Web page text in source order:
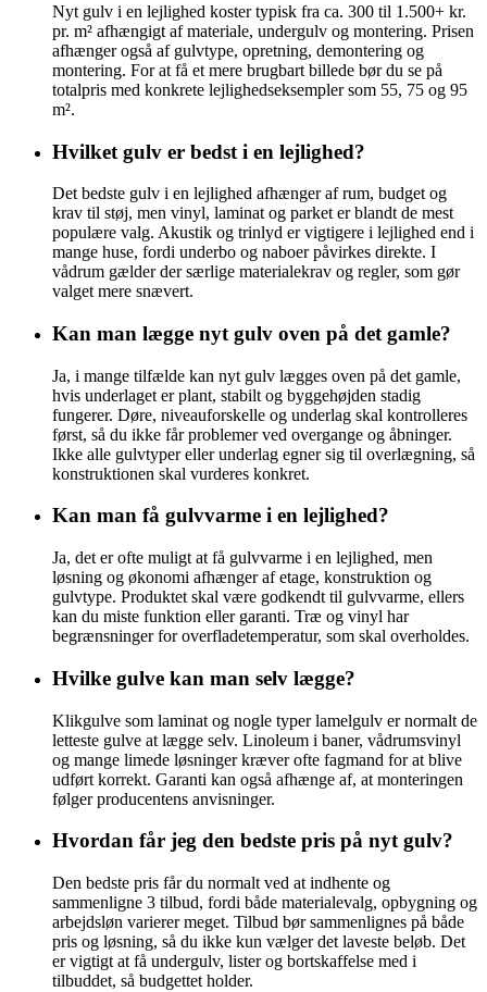
Nyt gulv i en lejlighed koster typisk fra ca. 300 til 1.500+ kr.
pr. m² afhængigt af materiale, undergulv og montering. Prisen
afhænger også af gulvtype, opretning, demontering og
montering. For at få et mere brugbart billede bør du se på
totalpris med konkrete lejlighedseksempler som 55, 75 og 95
m².
Hvilket gulv er bedst i en lejlighed?
Det bedste gulv i en lejlighed afhænger af rum, budget og
krav til støj, men vinyl, laminat og parket er blandt de mest
populære valg. Akustik og trinlyd er vigtigere i lejlighed end i
mange huse, fordi underbo og naboer påvirkes direkte. I
vådrum gælder der særlige materialekrav og regler, som gør
valget mere snævert.
Kan man lægge nyt gulv oven på det gamle?
Ja, i mange tilfælde kan nyt gulv lægges oven på det gamle,
hvis underlaget er plant, stabilt og byggehøjden stadig
fungerer. Døre, niveauforskelle og underlag skal kontrolleres
først, så du ikke får problemer ved overgange og åbninger.
Ikke alle gulvtyper eller underlag egner sig til overlægning, så
konstruktionen skal vurderes konkret.
Kan man få gulvvarme i en lejlighed?
Ja, det er ofte muligt at få gulvvarme i en lejlighed, men
løsning og økonomi afhænger af etage, konstruktion og
gulvtype. Produktet skal være godkendt til gulvvarme, ellers
kan du miste funktion eller garanti. Træ og vinyl har
begrænsninger for overfladetemperatur, som skal overholdes.
Hvilke gulve kan man selv lægge?
Klikgulve som laminat og nogle typer lamelgulv er normalt de
letteste gulve at lægge selv. Linoleum i baner, vådrumsvinyl
og mange limede løsninger kræver ofte fagmand for at blive
udført korrekt. Garanti kan også afhænge af, at monteringen
følger producentens anvisninger.
Hvordan får jeg den bedste pris på nyt gulv?
Den bedste pris får du normalt ved at indhente og
sammenligne 3 tilbud, fordi både materialevalg, opbygning og
arbejdsløn varierer meget. Tilbud bør sammenlignes på både
pris og løsning, så du ikke kun vælger det laveste beløb. Det
er vigtigt at få undergulv, lister og bortskaffelse med i
tilbuddet, så budgettet holder.